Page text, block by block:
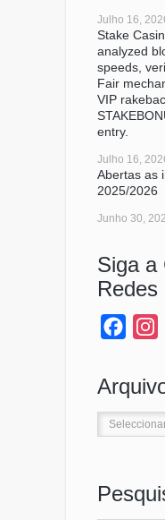
Julho 16,
Stake
analyzed
speeds,
Fair
VIP
entry.
Julho 16,
Abertas as
2025/2026
Junho 30,
Siga a
Redes
Arquivo